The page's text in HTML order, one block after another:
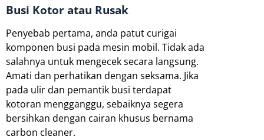
Busi Kotor atau Rusak
Penyebab pertama, anda patut curigai
komponen busi pada mesin mobil. Tidak ada
salahnya untuk mengecek secara langsung.
Amati dan perhatikan dengan seksama. Jika
pada ulir dan pemantik busi terdapat
kotoran mengganggu, sebaiknya segera
bersihkan dengan cairan khusus bernama
carbon cleaner.